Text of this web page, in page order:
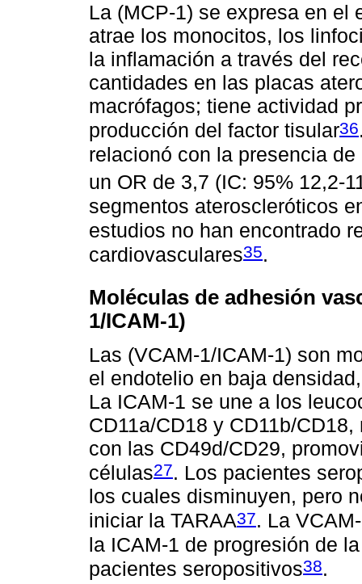
La (MCP-1) se expresa en el
atrae los monocitos, los
la inflamación a través del
cantidades en las placas
macrófagos; tiene actividad
producción del factor tisular36
relacionó con la presencia
un OR de 3,7 (IC: 95% 12,2-
segmentos ateroscleróticos
estudios no han encontrado
cardiovasculares35.
Moléculas de adhesión
1/ICAM-1)
Las (VCAM-1/ICAM-1) son
el endotelio en baja
La ICAM-1 se une a los
CD11a/CD18 y CD11b/
con las CD49d/CD29,
células27. Los pacientes
los cuales disminuyen, pero
iniciar la TARAA37. La
la ICAM-1 de progresión de
pacientes seropositivos38.